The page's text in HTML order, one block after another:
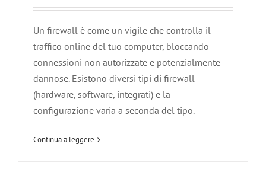
Un firewall è come un vigile che controlla il
traffico online del tuo computer, bloccando
connessioni non autorizzate e potenzialmente
dannose. Esistono diversi tipi di firewall
(hardware, software, integrati) e la
configurazione varia a seconda del tipo.
Continua a leggere